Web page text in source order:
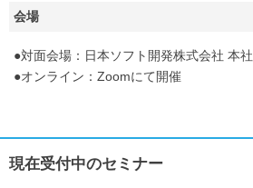
会場
●対面会場：日本ソフト開発株式会社 本社
●オンライン：Zoomにて開催
現在受付中のセミナー